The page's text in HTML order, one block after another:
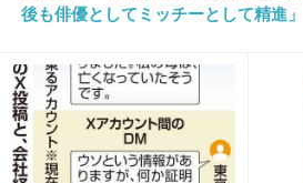
19. 匿名 2016/01/24(日) 12:53:34
42週で出産しました。毎日散
動かしてたけど全く産まれる
は促進剤を使いました。
早く産まれるのも不安や心配
後も俳優としてミッチーとして精進」